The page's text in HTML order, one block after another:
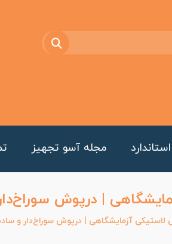
مجله آسو تجهیز
| درپوش
آزمایشگاهی | درپوش سوراخ‌دار و